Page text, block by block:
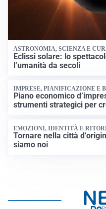
ASTRONOMIA, SCIENZA E
Eclissi solare: lo
l’umanità da secoli
IMPRESE, PIANIFICAZIONE E
Piano economico
strumenti strategici per
EMOZIONI, IDENTITÀ E
Tornare nella città
siamo noi